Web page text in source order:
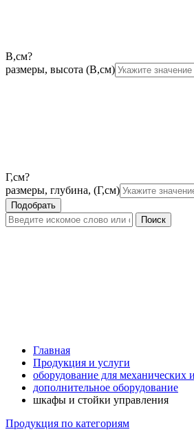
В,см?
размеры, высота (В,см)
Г,см?
размеры, глубина, (Г,см)
Главная
Продукция и услуги
оборудование для механических
дополнительное оборудование
шкафы и стойки управления
Продукция по категориям